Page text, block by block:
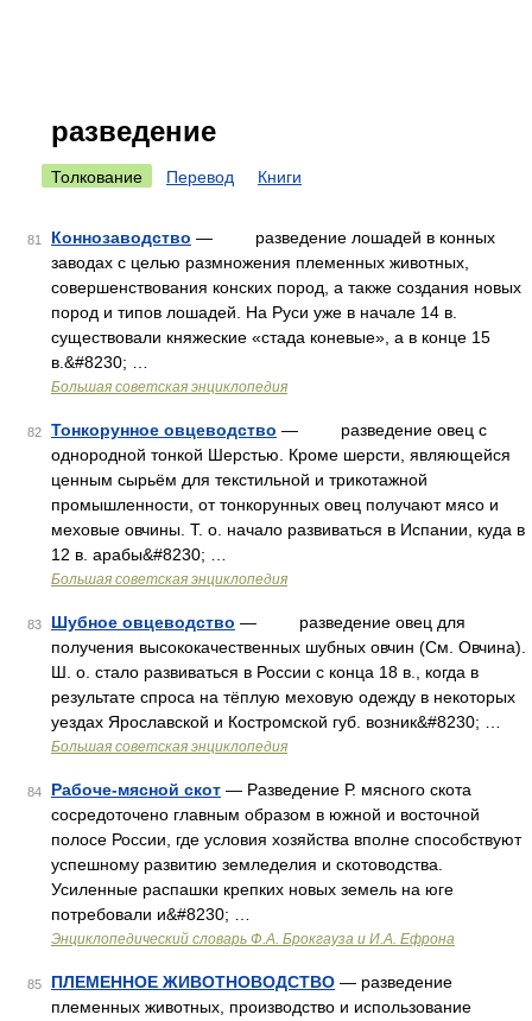
разведение
Толкование Перевод Книги
81 Коннозаводство — разведение лошадей в конных
заводах с целью размножения племенных животных,
совершенствования конских пород, а также создания новых
пород и типов лошадей. На Руси уже в начале 14 в.
существовали княжеские «стада коневые», а в конце 15
в.&#8230; …
Большая советская энциклопедия
82 Тонкорунное овцеводство — разведение овец с
однородной тонкой Шерстью. Кроме шерсти, являющейся
ценным сырьём для текстильной и трикотажной
промышленности, от тонкорунных овец получают мясо и
меховые овчины. Т. о. начало развиваться в Испании, куда в
12 в. арабы&#8230; …
Большая советская энциклопедия
83 Шубное овцеводство — разведение овец для
получения высококачественных шубных овчин (См. Овчина).
Ш. о. стало развиваться в России с конца 18 в., когда в
результате спроса на тёплую меховую одежду в некоторых
уездах Ярославской и Костромской губ. возник&#8230; …
Большая советская энциклопедия
84 Рабоче-мясной скот — Разведение Р. мясного скота
сосредоточено главным образом в южной и восточной
полосе России, где условия хозяйства вполне способствуют
успешному развитию земледелия и скотоводства.
Усиленные распашки крепких новых земель на юге
потребовали и&#8230; …
Энциклопедический словарь Ф.А. Брокгауза и И.А. Ефрона
85 ПЛЕМЕННОЕ ЖИВОТНОВОДСТВО — разведение
племенных животных, производство и использование